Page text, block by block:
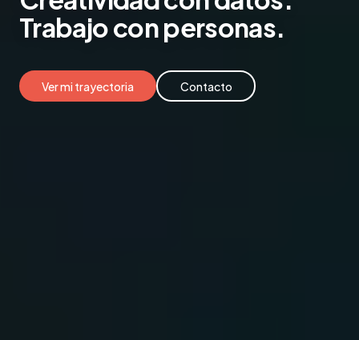
Trabajocon personas.
Ver mi trayectoria Contacto